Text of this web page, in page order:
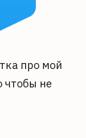
про мой
чтобы не